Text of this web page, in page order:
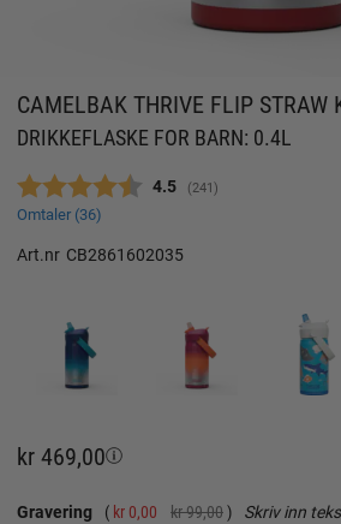
CAMELBAK THRIVE FLIP STRAW
DRIKKEFLASKE FOR BARN: 0.4L
Gjennomsnittskarakter:
4.5 (stemmer:
241)
Omtaler (36)
Art.nr CB2861602035
kr 469,00
Gravering kr 0,00 kr 99,00
Skriv inn